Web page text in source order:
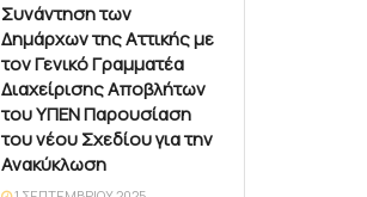
Συνάντηση των
Δημάρχων της Αττικής με
τον Γενικό Γραμματέα
Διαχείρισης Αποβλήτων
του ΥΠΕΝ Παρουσίαση
του νέου Σχεδίου για την
Ανακύκλωση